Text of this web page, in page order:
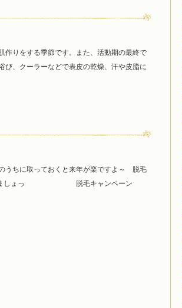
作りをする季節です。また、活動期の最終で
び、クーラーなどで表皮の乾燥、汗や皮脂に
うちに取っておくと来年が楽ですよ～ 脱毛
脱毛しましょっ 脱毛キャンペーン